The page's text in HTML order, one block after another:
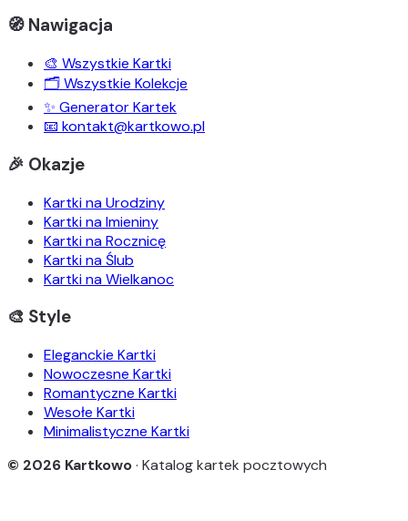
🧭 Nawigacja
🎨 Wszystkie Kartki
🗂️ Wszystkie Kolekcje
✨ Generator Kartek
📧 kontakt@kartkowo.pl
🎉 Okazje
Kartki na Urodziny
Kartki na Imieniny
Kartki na Rocznicę
Kartki na Ślub
Kartki na Wielkanoc
🎨 Style
Eleganckie Kartki
Nowoczesne Kartki
Romantyczne Kartki
Wesołe Kartki
Minimalistyczne Kartki
© 2026 Kartkowo· Katalog kartek pocztowych